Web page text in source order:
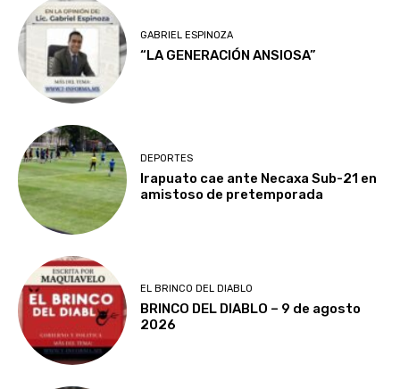
GABRIEL ESPINOZA
“LA GENERACIÓN ANSIOSA”
DEPORTES
Irapuato cae ante Necaxa Sub-21 en
amistoso de pretemporada
EL BRINCO DEL DIABLO
BRINCO DEL DIABLO – 9 de agosto
2026